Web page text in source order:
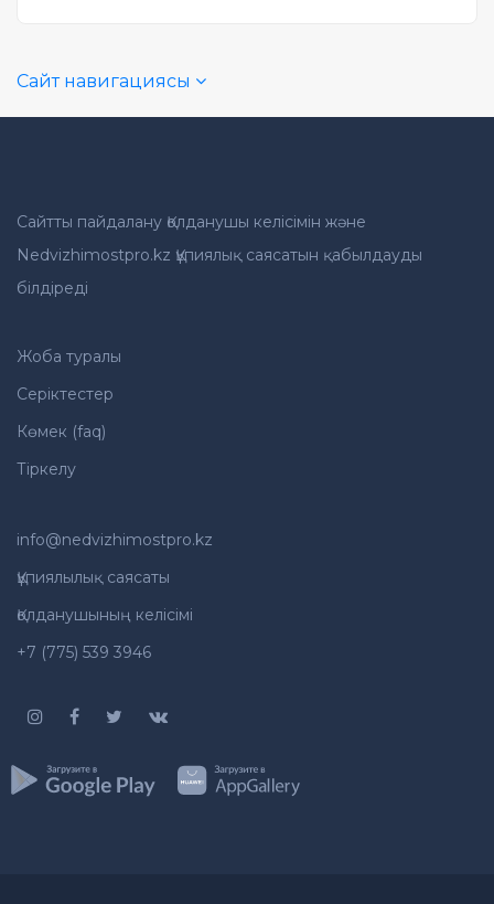
Сайт навигациясы
Сайтты пайдалану Қолданушы келісімін және
Nedvizhimostpro.kz Құпиялық саясатын қабылдауды
білдіреді
Жоба туралы
Серіктестер
Көмек (faq)
Тіркелу
info@nedvizhimostpro.kz
Құпиялылық саясаты
Қолданушының келісімі
+7 (775) 539 3946